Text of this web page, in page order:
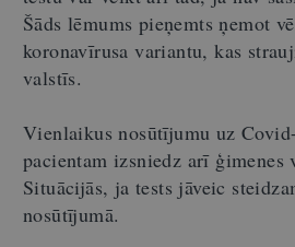
Šāds lēmums pieņemts ņemot
koronavīrusa variantu, kas
valstīs.
Vienlaikus nosūtījumu uz
pacientam izsniedz arī ģimenes
Situācijās, ja tests jāveic
nosūtījumā.